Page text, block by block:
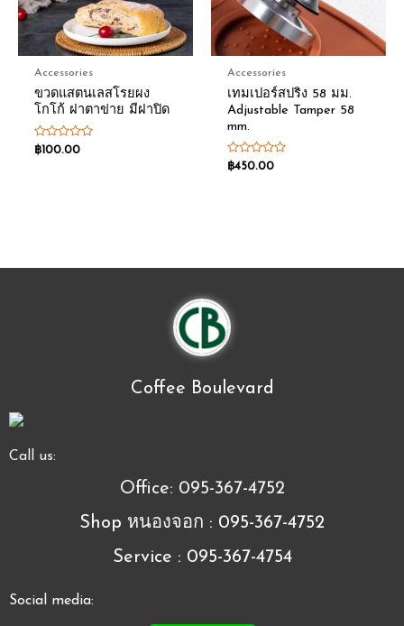
Accessories
ขวดแสตนเลสโรยผง
โกโก้ ฝาตาข่าย มีฝาปิด
Rated
0
฿100.00
Accessories
เทมเปอร์สปริง 58 มม.
Adjustable Tamper 58
mm.
Rated
0
฿450.00
Coffee Boulevard
Call us:
Office: 095-367-4752
Shop หนองจอก : 095-367-4752
Service : 095-367-4754
Social media: